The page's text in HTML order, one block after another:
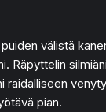
välistä
Räpyttelin
raidalliseen
pian.